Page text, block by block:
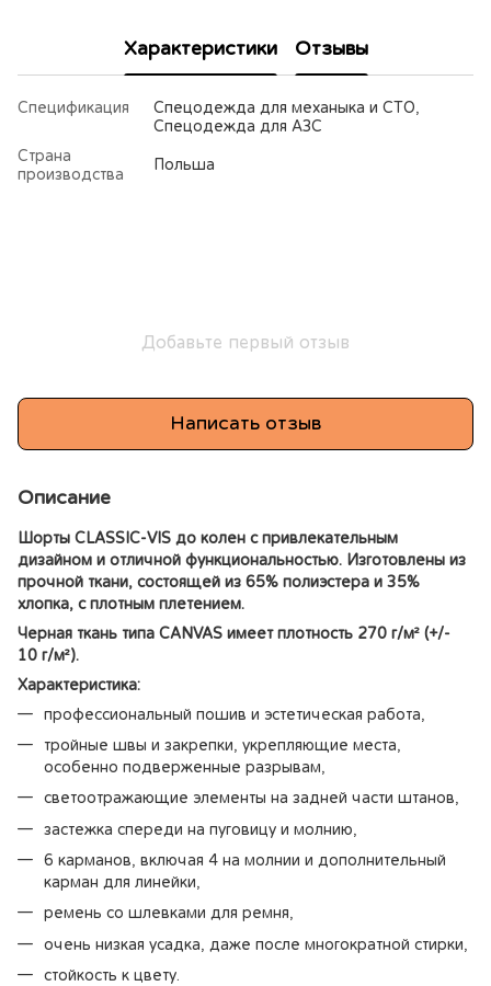
Характеристики Отзывы
Спецификация
Спецодежда для механыка и СТО,
Спецодежда для АЗС
Страна
производства
Польша
Добавьте первый отзыв
Написать отзыв
Описание
Шорты CLASSIC-VIS до колен с привлекательным
дизайном и отличной функциональностью. Изготовлены из
прочной ткани, состоящей из 65% полиэстера и 35%
хлопка, с плотным плетением.
Черная ткань типа CANVAS имеет плотность 270 г/м² (+/-
10 г/м²).
Характеристика:
профессиональный пошив и эстетическая работа,
тройные швы и закрепки, укрепляющие места,
особенно подверженные разрывам,
светоотражающие элементы на задней части штанов,
застежка спереди на пуговицу и молнию,
6 карманов, включая 4 на молнии и дополнительный
карман для линейки,
ремень со шлевками для ремня,
очень низкая усадка, даже после многократной стирки,
стойкость к цвету.